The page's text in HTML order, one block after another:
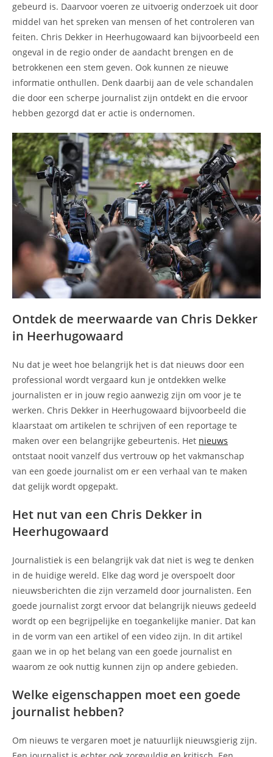
gebeurd is. Daarvoor voeren ze uitvoerig onderzoek uit door
middel van het spreken van mensen of het controleren van
feiten. Chris Dekker in Heerhugowaard kan bijvoorbeeld een
ongeval in de regio onder de aandacht brengen en de
betrokkenen een stem geven. Ook kunnen ze nieuwe
informatie onthullen. Denk daarbij aan de vele schandalen
die door een scherpe journalist zijn ontdekt en die ervoor
hebben gezorgd dat er actie is ondernomen.
Ontdek de meerwaarde van Chris Dekker
in Heerhugowaard
Nu dat je weet hoe belangrijk het is dat nieuws door een
professional wordt vergaard kun je ontdekken welke
journalisten er in jouw regio aanwezig zijn om voor je te
werken. Chris Dekker in Heerhugowaard bijvoorbeeld die
klaarstaat om artikelen te schrijven of een reportage te
maken over een belangrijke gebeurtenis. Het nieuws
ontstaat nooit vanzelf dus vertrouw op het vakmanschap
van een goede journalist om er een verhaal van te maken
dat gelijk wordt opgepakt.
Het nut van een Chris Dekker in
Heerhugowaard
Journalistiek is een belangrijk vak dat niet is weg te denken
in de huidige wereld. Elke dag word je overspoelt door
nieuwsberichten die zijn verzameld door journalisten. Een
goede journalist zorgt ervoor dat belangrijk nieuws gedeeld
wordt op een begrijpelijke en toegankelijke manier. Dat kan
in de vorm van een artikel of een video zijn. In dit artikel
gaan we in op het belang van een goede journalist en
waarom ze ook nuttig kunnen zijn op andere gebieden.
Welke eigenschappen moet een goede
journalist hebben?
Om nieuws te vergaren moet je natuurlijk nieuwsgierig zijn.